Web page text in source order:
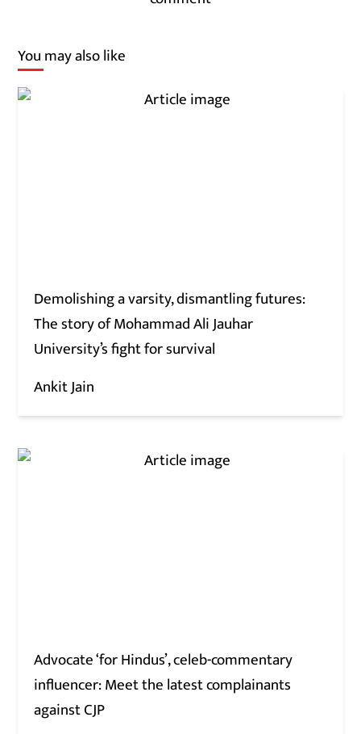
You may also like
Demolishing a varsity, dismantling futures:
The story of Mohammad Ali Jauhar
University’s fight for survival
Ankit Jain
Advocate ‘for Hindus’, celeb-commentary
influencer: Meet the latest complainants
against CJP